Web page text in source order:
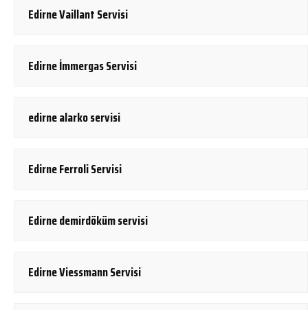
Edirne Vaillant Servisi
Edirne İmmergas Servisi
edirne alarko servisi
Edirne Ferroli Servisi
Edirne demirdöküm servisi
Edirne Viessmann Servisi